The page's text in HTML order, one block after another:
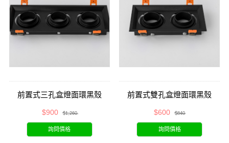
前置式三孔盒燈面環黑殼
$900 $1,260
詢問價格
前置式雙孔盒燈面環黑殼
$600 $840
詢問價格